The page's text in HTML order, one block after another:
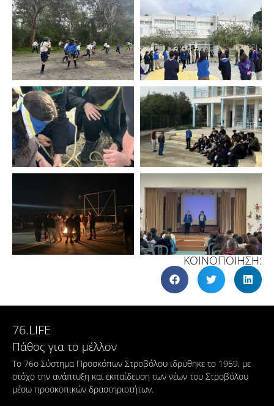
ΚΟΙΝΟΠΟΙΗΣΗ:
76.LIFE
Πάθος για το μέλλον
Το 76ο Σύστημα Προσκόπων Στροβόλου ιδρύθηκε το 1959, με
στόχο την ανάπτυξη και εκπαίδευση των νέων του Στροβόλου
μέσω προσκοπικών δραστηριοτήτων.